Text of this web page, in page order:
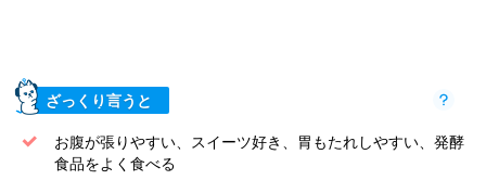
ざっくり言うと
お腹が張りやすい、スイーツ好き、胃もたれしやすい、発酵
食品をよく食べる